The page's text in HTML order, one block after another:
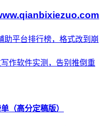
助平台排行榜，格式改到崩
作软件实测，告别推倒重
（高分定稿版）